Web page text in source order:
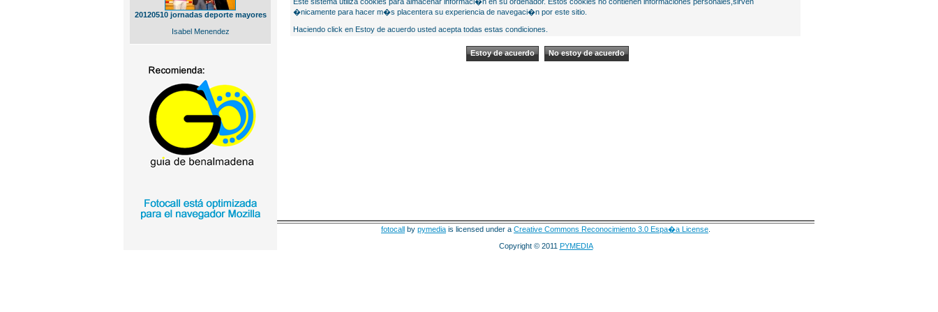
20120510 jornadas deporte mayores
Isabel Menendez
�nicamente para hacer m�s placentera su experiencia de navegaci�n por este sitio.
Haciendo click en Estoy de acuerdo usted acepta todas estas condiciones.
fotocall by pymedia is licensed under a Creative Commons Reconocimiento 3.0 Espa�a License
Copyright © 2011 PYMEDIA